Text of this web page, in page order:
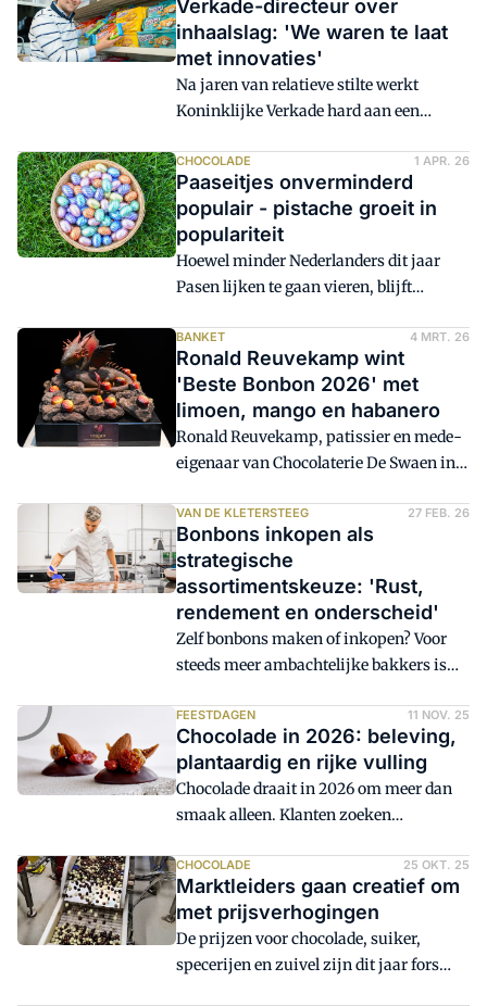
Verkade-directeur over
inhaalslag: 'We waren te laat
met innovaties'
Na jaren van relatieve stilte werkt
Koninklijke Verkade hard aan een
innovatie en merken centraal staan. Het
bedrijf wil niet alleen Sultana en Verkade
opnieuw laden, maar vooral inspelen op
veranderende consumentbehoeften. Dat
gaat van gezonder snacken tot
indulgence (verwennerij).
CHOCOLADE 1 APR. 26
Paaseitjes onverminderd
populair - pistache groeit in
populariteit
Hoewel minder Nederlanders dit jaar
Pasen lijken te gaan vieren, blijft
verkooptrekker. Dat blijkt uit onderzoek
van branchevereniging VBZ, uitgevoerd
door Peil.nl onder ruim 3.400
volwassenen. Vooral
chocoladepaaseitjes zijn stevig
verankerd in de traditie. Het koopgedrag
BANKET 4 MRT. 26
Ronald Reuvekamp wint
'Beste Bonbon 2026' met
limoen, mango en habanero
Ronald Reuvekamp, patissier en mede-
eigenaar van Chocolaterie De Swaen in
Bonbon van Nederland gewonnen. Hij
deed al drie keer eerder mee en eindigde
telkens in de top vijf, maar de hoogste
trede van het podium bleef tot nu toe
buiten bereik. Tot nu.
VAN DE KLETERSTEEG 27 FEB. 26
Bonbons inkopen als
strategische
assortimentskeuze: 'Rust,
rendement en onderscheid'
Zelf bonbons maken of inkopen? Voor
steeds meer ambachtelijke bakkers is
chocoladewerk uit te besteden, ontstaat
ruimte in productie én in de marge,
aldus Saskia van de Kletersteeg. 'Door
samen te werken met specialisten zoals
Bontom kunnen wij ons richten op onze
onderscheidend kwaliteitsproduct
aanbieden.'
FEESTDAGEN 11 NOV. 25
Chocolade in 2026: beleving,
plantaardig en rijke vulling
Chocolade draait in 2026 om meer dan
smaak alleen. Klanten zoeken
verrassen met nieuwe combinaties en
uitnodigen tot interactie. Denk aan
bijzondere texturen, creatieve vormen
en rijke vullingen die de zintuigen
prikkelen.
CHOCOLADE 25 OKT. 25
Marktleiders gaan creatief om
met prijsverhogingen
De prijzen voor chocolade, suiker,
specerijen en zuivel zijn dit jaar fors